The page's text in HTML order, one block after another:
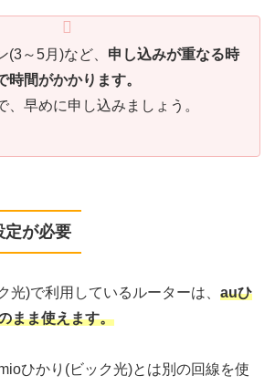
(3～5月)など、 申し込みが重なる時
時間がかかります。
、早めに申し込みましょう。
定が必要
光)で利用しているルーターは、 auひ
まま使えます。
ひかり(ビック光)とは別の回線を使